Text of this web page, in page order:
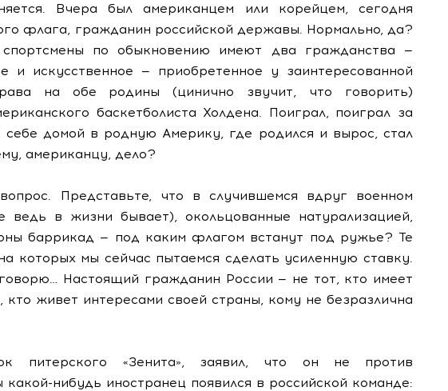
Вчера был американцем или корейцем, сегодня
флага, гражданин российской державы. Нормально, да?
по обыкновению имеют два гражданства —
и искусственное — приобретенное у заинтересованной
на обе родины (цинично звучит, что говорить)
баскетболиста Холдена. Поиграл, поиграл за
домой в родную Америку, где родился и вырос, стал
американцу, дело?
Представьте, что в случившемся вдруг военном
ведь в жизни бывает), окольцованные натурализацией,
баррикад — под каким флагом встанут под ружье? Те
которых мы сейчас пытаемся сделать усиленную ставку.
Настоящий гражданин России — не тот, кто имеет
кто живет интересами своей страны, кому не безразлична
питерского «Зенита», заявил, что он не против
какой-нибудь иностранец появился в российской команде: